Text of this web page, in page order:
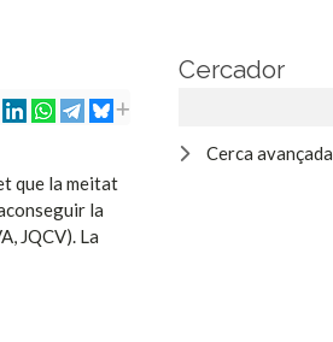
que la meitat
la
JQCV). La
Cercador
Cerca avançada